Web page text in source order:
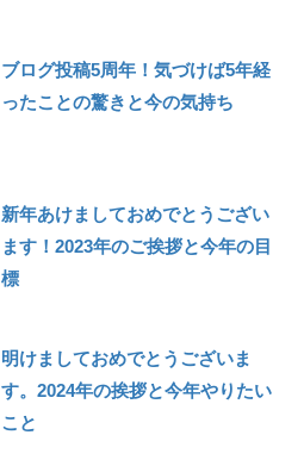
ブログ投稿5周年！気づけば5年経
ったことの驚きと今の気持ち
新年あけましておめでとうござい
ます！2023年のご挨拶と今年の目
標
明けましておめでとうございま
す。2024年の挨拶と今年やりたい
こと